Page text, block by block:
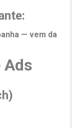
— vem da
Ads